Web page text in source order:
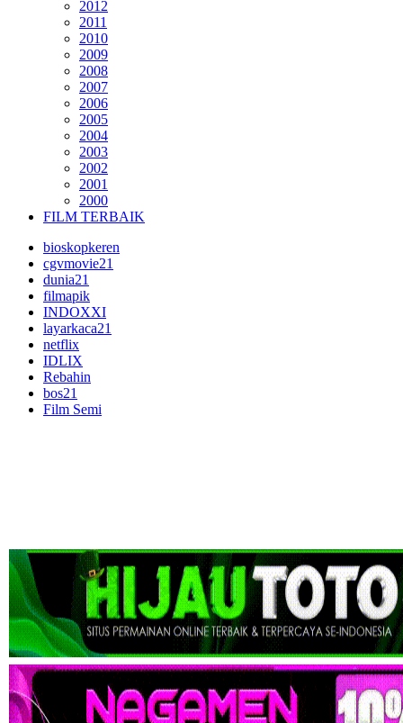
2012
2011
2010
2009
2008
2007
2006
2005
2004
2003
2002
2001
2000
FILM TERBAIK
bioskopkeren
cgvmovie21
dunia21
filmapik
INDOXXI
layarkaca21
netflix
IDLIX
Rebahin
bos21
Film Semi